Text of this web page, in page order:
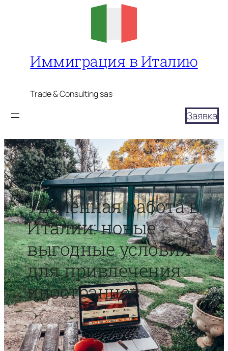
Иммиграция в Италию
Trade & Consulting sas
Заявка
Удаленная работа в
Италии: новые
выгодные условия
для привлечения
иностранцев